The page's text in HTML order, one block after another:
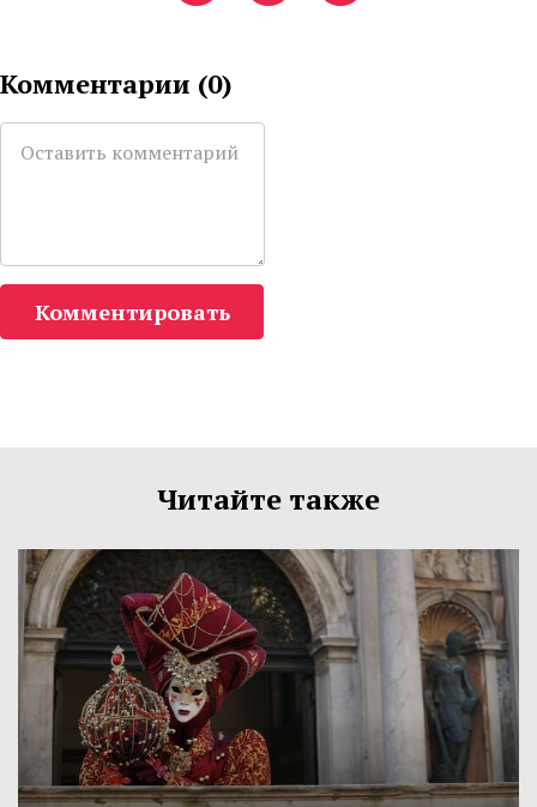
Комментарии (0)
Комментировать
Читайте также